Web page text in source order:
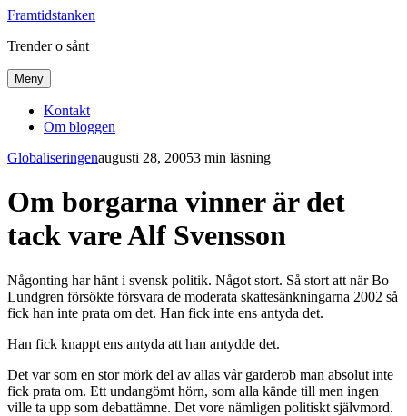
Framtidstanken
Trender o sånt
Meny
Kontakt
Om bloggen
Globaliseringenaugusti 28, 20053 min läsning
Om borgarna vinner är det
tack vare Alf Svensson
Någonting har hänt i svensk politik. Något stort. Så stort att när Bo
Lundgren försökte försvara de moderata skattesänkningarna 2002 så
fick han inte prata om det. Han fick inte ens antyda det.
Han fick knappt ens antyda att han antydde det.
Det var som en stor mörk del av allas vår garderob man absolut inte
fick prata om. Ett undangömt hörn, som alla kände till men ingen
ville ta upp som debattämne. Det vore nämligen politiskt självmord.